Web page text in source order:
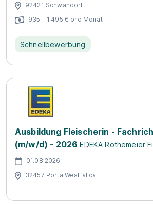
92421 Schwandorf
935 - 1.495 € pro Monat
Schnellbewerbung
Ausbildung Fleischerin -
(m/w/d) - 2026 EDEKA Röthemeier
01.08.2026
32457 Porta Westfalica